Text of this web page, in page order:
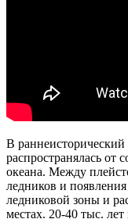
В
распространялась
океана. Между
ледников и
ледниковой зоны и
местах. 20-40 тыс.